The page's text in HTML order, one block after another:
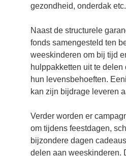
gezondheid, onderdak
Naast de structurele
fonds samengesteld ten
weeskinderen om bij tijd
hulppakketten uit te delen
hun levensbehoeften.
kan zijn bijdrage leveren
Verder worden er
om tijdens feestdagen,
bijzondere dagen
delen aan weeskinderen.